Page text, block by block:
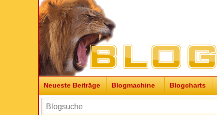
Neueste Beiträge Blogmachine Blogcharts